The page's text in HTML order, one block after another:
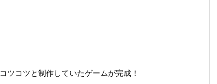
コツと制作していたゲームが完成！